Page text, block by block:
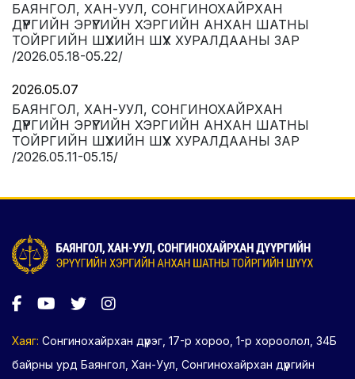
БАЯНГОЛ, ХАН-УУЛ, СОНГИНОХАЙРХАН
ДҮҮРГИЙН ЭРҮҮГИЙН ХЭРГИЙН АНХАН ШАТНЫ
ТОЙРГИЙН ШҮҮХИЙН ШҮҮХ ХУРАЛДААНЫ ЗАР
/2026.05.18-05.22/
2026.05.07
БАЯНГОЛ, ХАН-УУЛ, СОНГИНОХАЙРХАН
ДҮҮРГИЙН ЭРҮҮГИЙН ХЭРГИЙН АНХАН ШАТНЫ
ТОЙРГИЙН ШҮҮХИЙН ШҮҮХ ХУРАЛДААНЫ ЗАР
/2026.05.11-05.15/
Хаяг: Сонгинохайрхан дүүрэг, 17-р хороо, 1-р хороолол, 34Б
байрны урд Баянгол, Хан-Уул, Сонгинохайрхан дүүргийн